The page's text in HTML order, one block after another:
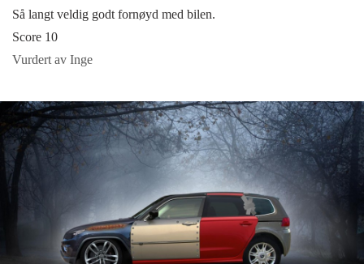
Så langt veldig godt fornøyd med bilen.
Score 10
Vurdert av Inge